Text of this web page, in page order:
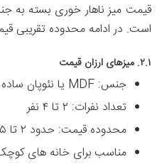
قیمت میز ناهار خوری بسته به
است. در ادامه محدوده تقریبی
۲.۱. میزهای ارزان قیمت
جنس: MDF یا نئوپان ساده
تعداد نفرات: ۲ تا ۴ نفر
محدوده قیمت: حدود ۲ تا ۵ میلیون تومان
مناسب برای خانه های کوچک